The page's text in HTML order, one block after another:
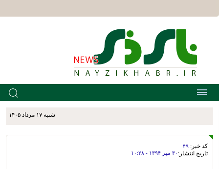
شنبه ۱۷ مرداد ۱۴۰۵
کد خبر: ۴۹
تاریخ انتشار: ۳۰ مهر ۱۳۹۴ - ۱۰:۲۸